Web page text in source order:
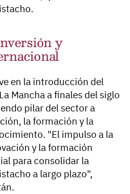
y
en la introducción del
Mancha a finales del siglo
pilar del sector a
la formación y la
"El impulso a la
y la formación
para consolidar la
a largo plazo",